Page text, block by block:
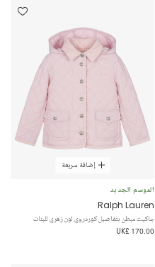
إضافة سريعة
الموسم الجديد
Ralph Lauren
جاكيت مبطن بتفاصيل كوردروي لون زهري للبنات
UK£ 170.00